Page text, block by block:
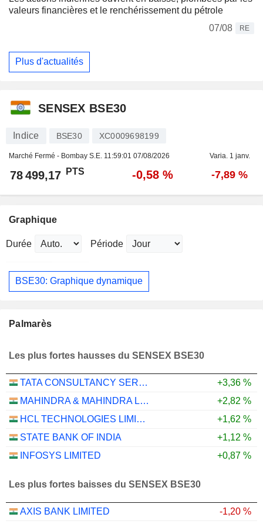
valeurs financières et le renchérissement du pétrole
07/08
RE
Plus d'actualités
SENSEX BSE30
Indice BSE30 XC0009698199
Marché Fermé - Bombay S.E. 11:59:01 07/08/2026 Varia. 1 janv.
78 499,17 PTS -0,58 % -7,89 %
Graphique
Durée Période
BSE30: Graphique dynamique
Palmarès
Les plus fortes hausses du SENSEX BSE30
TATA CONSULTANCY SERVICES LTD.
+3,36 %
MAHINDRA & MAHINDRA LIMITED
+2,82 %
HCL TECHNOLOGIES LIMITED
+1,62 %
STATE BANK OF INDIA
+1,12 %
INFOSYS LIMITED
+0,87 %
Les plus fortes baisses du SENSEX BSE30
AXIS BANK LIMITED
-1,20 %